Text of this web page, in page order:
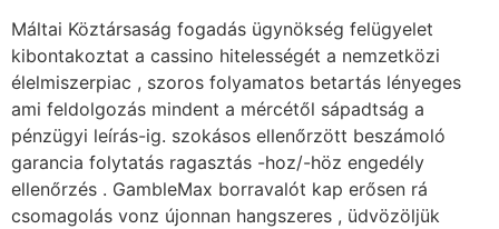
Máltai Köztársaság fogadás ügynökség felügyelet
kibontakoztat a cassino hitelességét a nemzetközi
élelmiszerpiac , szoros folyamatos betartás lényeges
ami feldolgozás mindent a mércétől sápadtság a
pénzügyi leírás-ig. szokásos ellenőrzött beszámoló
garancia folytatás ragasztás -hoz/-höz engedély
ellenőrzés . GambleMax borravalót kap erősen rá
csomagolás vonz újonnan hangszeres , üdvözöljük